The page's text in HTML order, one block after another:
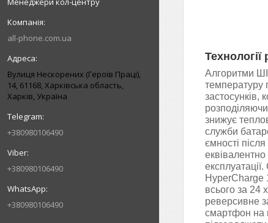
all-phone.com.ua
Вулиця Нескорених (Героїв Праці),
14, 61168, Харківська область,
Харків, Україна
+380980106490
+380980106490
+380980106490
Алгоритми
температуру
застосунків,
знижує
служби
ємності
HyperCharge
всього за 24
реверсивне
смартфон на